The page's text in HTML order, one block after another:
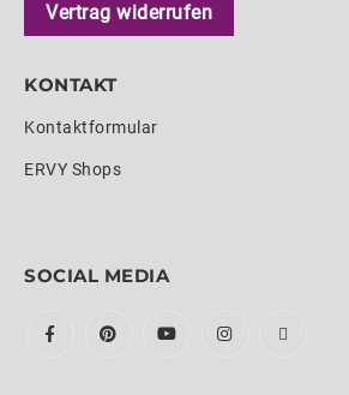
Vertrag widerrufen
KONTAKT
Kontaktformular
ERVY Shops
SOCIAL MEDIA